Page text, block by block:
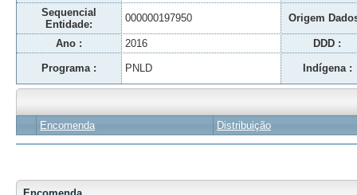
Sequencial
Entidade:
000000197950 Origem
Ano : 2016 DDD :
Programa : PNLD Indígena :
Encomenda Distribuição